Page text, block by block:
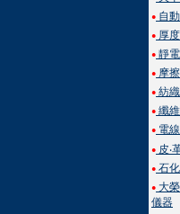
● 自
● 厚
● 靜
● 摩
● 紡
● 纖
● 電
● 皮‧
● 石
● 大
儀器